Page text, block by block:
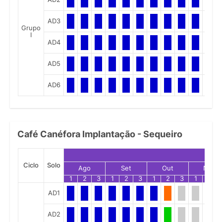
Grupo
I
AD3
AD4
AD5
AD6
Café Canéfora Implantação - Sequeiro
Ciclo Solo Ago Set Out
Nov
1
2 3 1 2 3 1 2 3 1
AD1
AD2